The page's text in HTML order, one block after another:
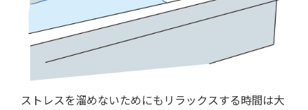
ストレスを溜めないためにもリラックスする時間は大